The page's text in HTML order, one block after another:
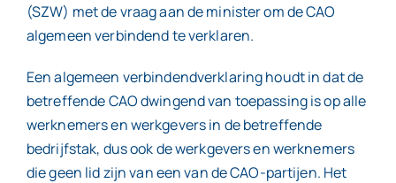
(SZW) met de vraag aan de minister om de CAO
algemeen verbindend te verklaren.
Een algemeen verbindendverklaring houdt in dat de
betreffende CAO dwingend van toepassing is op alle
werknemers en werkgevers in de betreffende
bedrijfstak, dus ook de werkgevers en werknemers
die geen lid zijn van een van de CAO-partijen. Het